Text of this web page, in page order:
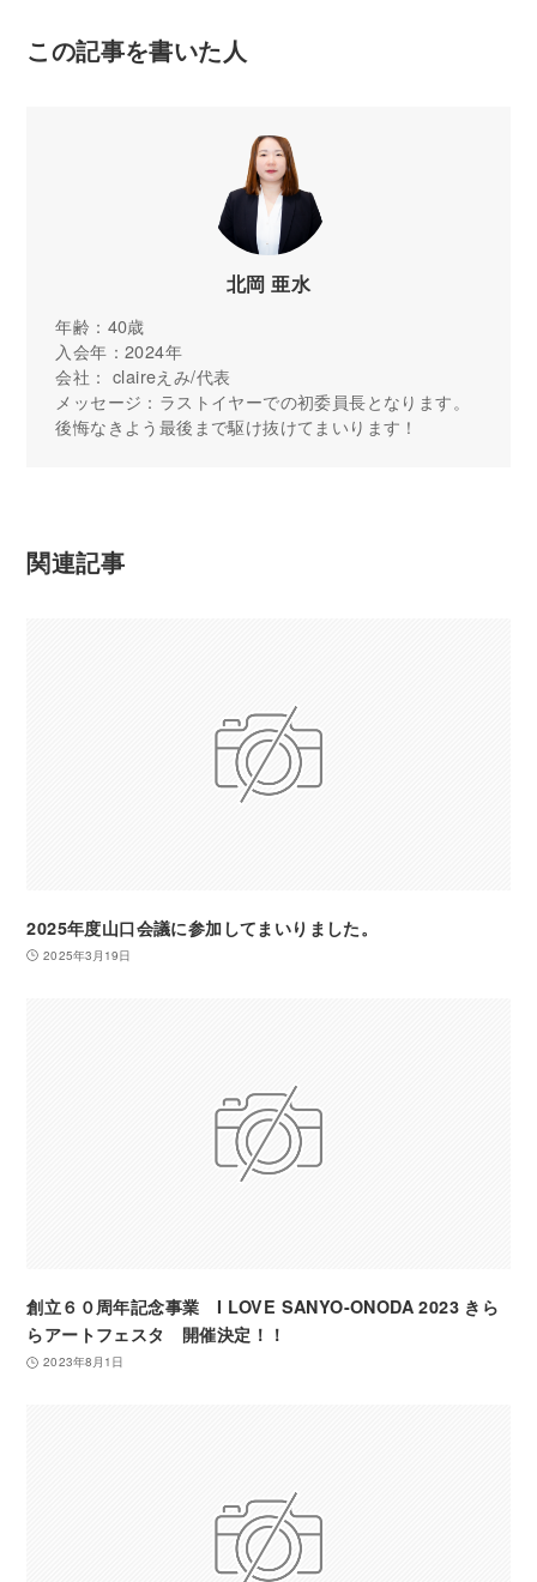
この記事を書いた人
北岡 亜水
年齢：40歳
入会年：2024年
会社： claireえみ/代表
メッセージ：ラストイヤーでの初委員長となります。
後悔なきよう最後まで駆け抜けてまいります！
関連記事
2025年度山口会議に参加してまいりました。
2025年3月19日
創立６０周年記念事業 I LOVE SANYO-ONODA 2023 きら
らアートフェスタ 開催決定！！
2023年8月1日